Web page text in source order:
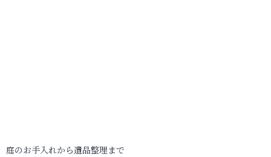
庭のお手入れから遺品整理まで